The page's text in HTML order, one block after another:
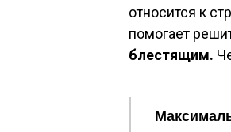
относится к
помогает
блестящим.